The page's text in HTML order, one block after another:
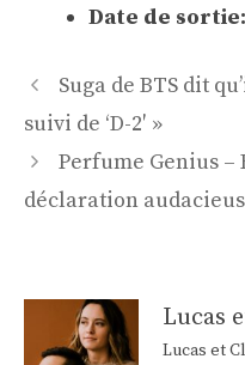
Date de sortie:
Navigation
des
articles
Suga de BTS dit
suivi de ‘D-2′ »
Perfume Genius –
déclaration
Lucas
Lucas et